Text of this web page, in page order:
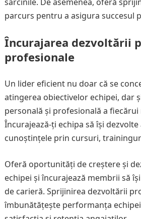
parcurs pentru a asigura succesul
Încurajarea dezvoltării
profesionale
Un lider eficient nu doar că se
atingerea obiectivelor echipei, dar
personală și profesională a
Încurajează-ți echipa să își
cunoștințele prin cursuri,
Oferă oportunități de creștere și
echipei și încurajează membrii să
de carieră. Sprijinirea dezvoltării
îmbunătățește performanța